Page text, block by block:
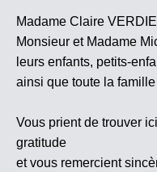
Madame Claire
Monsieur et Madame
leurs enfants, petits-
ainsi que toute la famille
Vous prient de trouver
gratitude
et vous remercient